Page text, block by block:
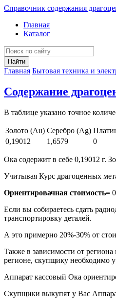
Справочник содержания
Главная
Каталог
Найти
Главная Бытовая техника и
Содержание
В таблице указано точное
Золото (Au) Серебро (Ag)
0,19012
1,6579 0
Ока содержит в себе 0,19012 г.
Учитывая Курс драгоценных
Ориентировачная стоимость=
Если вы собираетесь сдать
транспортировку деталей.
А это примерно 20%-30% от
Также в зависимости от
регионе, скупщику необходимо
Аппарат кассовый Ока
Скупщики выкупят у Вас